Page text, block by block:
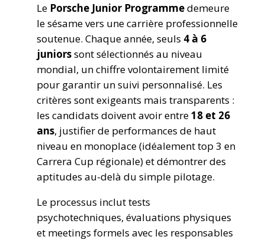
Le Porsche Junior Programmedemeure
le sésame vers une carrière professionnelle
soutenue. Chaque année, seuls 4 à 6
juniorssont sélectionnés au niveau
mondial, un chiffre volontairement limité
pour garantir un suivi personnalisé. Les
critères sont exigeants mais transparents :
les candidats doivent avoir entre18 et 26
ans, justifier de performances de haut
niveau en monoplace (idéalement top 3 en
Carrera Cup régionale) et démontrer des
aptitudes au-delà du simple pilotage.
Le processus inclut tests
psychotechniques, évaluations physiques
et meetings formels avec les responsables